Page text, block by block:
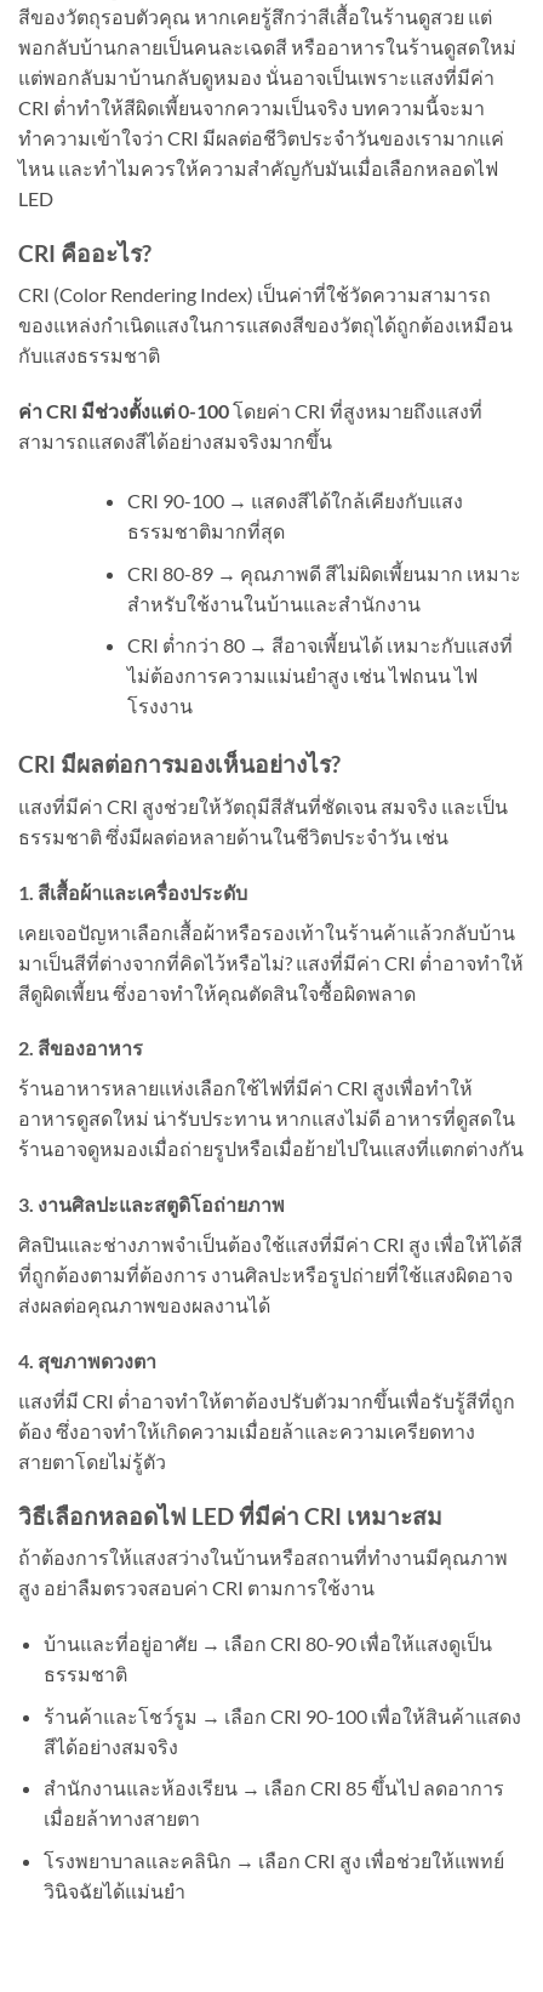
สีของวัตถุรอบตัวคุณ หากเคยรู้สึกว่าสีเสื้อในร้านดูสวย แต่
พอกลับบ้านกลายเป็นคนละเฉดสี หรืออาหารในร้านดูสดใหม่
แต่พอกลับมาบ้านกลับดูหมอง นั่นอาจเป็นเพราะแสงที่มีค่า
CRI ต่ำทำให้สีผิดเพี้ยนจากความเป็นจริง บทความนี้จะมา
ทำความเข้าใจว่า CRI มีผลต่อชีวิตประจำวันของเรามากแค่
ไหน และทำไมควรให้ความสำคัญกับมันเมื่อเลือกหลอดไฟ
LED
CRI คืออะไร?
CRI (Color Rendering Index) เป็นค่าที่ใช้วัดความสามารถ
ของแหล่งกำเนิดแสงในการแสดงสีของวัตถุได้ถูกต้องเหมือน
กับแสงธรรมชาติ
ค่า CRI มีช่วงตั้งแต่ 0-100โดยค่า CRI ที่สูงหมายถึงแสงที่
สามารถแสดงสีได้อย่างสมจริงมากขึ้น
CRI 90-100 → แสดงสีได้ใกล้เคียงกับแสง
ธรรมชาติมากที่สุด
CRI 80-89 → คุณภาพดี สีไม่ผิดเพี้ยนมาก เหมาะ
สำหรับใช้งานในบ้านและสำนักงาน
CRI ต่ำกว่า 80 → สีอาจเพี้ยนได้ เหมาะกับแสงที่
ไม่ต้องการความแม่นยำสูง เช่น ไฟถนน ไฟ
โรงงาน
CRI มีผลต่อการมองเห็นอย่างไร?
แสงที่มีค่า CRI สูงช่วยให้วัตถุมีสีสันที่ชัดเจน สมจริง และเป็น
ธรรมชาติ ซึ่งมีผลต่อหลายด้านในชีวิตประจำวัน เช่น
1. สีเสื้อผ้าและเครื่องประดับ
เคยเจอปัญหาเลือกเสื้อผ้าหรือรองเท้าในร้านค้าแล้วกลับบ้าน
มาเป็นสีที่ต่างจากที่คิดไว้หรือไม่? แสงที่มีค่า CRI ต่ำอาจทำให้
สีดูผิดเพี้ยน ซึ่งอาจทำให้คุณตัดสินใจซื้อผิดพลาด
2. สีของอาหาร
ร้านอาหารหลายแห่งเลือกใช้ไฟที่มีค่า CRI สูงเพื่อทำให้
อาหารดูสดใหม่ น่ารับประทาน หากแสงไม่ดี อาหารที่ดูสดใน
ร้านอาจดูหมองเมื่อถ่ายรูปหรือเมื่อย้ายไปในแสงที่แตกต่างกัน
3. งานศิลปะและสตูดิโอถ่ายภาพ
ศิลปินและช่างภาพจำเป็นต้องใช้แสงที่มีค่า CRI สูง เพื่อให้ได้สี
ที่ถูกต้องตามที่ต้องการ งานศิลปะหรือรูปถ่ายที่ใช้แสงผิดอาจ
ส่งผลต่อคุณภาพของผลงานได้
4. สุขภาพดวงตา
แสงที่มี CRI ต่ำอาจทำให้ตาต้องปรับตัวมากขึ้นเพื่อรับรู้สีที่ถูก
ต้อง ซึ่งอาจทำให้เกิดความเมื่อยล้าและความเครียดทาง
สายตาโดยไม่รู้ตัว
วิธีเลือกหลอดไฟ LED ที่มีค่า CRI เหมาะสม
ถ้าต้องการให้แสงสว่างในบ้านหรือสถานที่ทำงานมีคุณภาพ
สูง อย่าลืมตรวจสอบค่า CRI ตามการใช้งาน
บ้านและที่อยู่อาศัย → เลือก CRI 80-90 เพื่อให้แสงดูเป็น
ธรรมชาติ
ร้านค้าและโชว์รูม → เลือก CRI 90-100 เพื่อให้สินค้าแสดง
สีได้อย่างสมจริง
สำนักงานและห้องเรียน → เลือก CRI 85 ขึ้นไป ลดอาการ
เมื่อยล้าทางสายตา
โรงพยาบาลและคลินิก → เลือก CRI สูง เพื่อช่วยให้แพทย์
วินิจฉัยได้แม่นยำ